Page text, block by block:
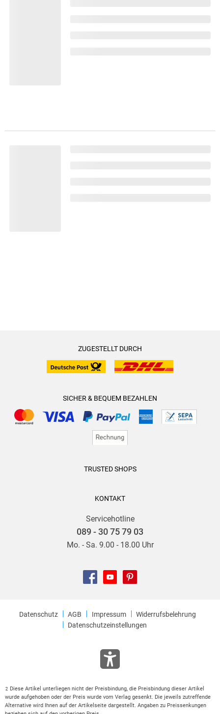
ZUGESTELLT DURCH
SICHER & BEQUEM BEZAHLEN
TRUSTED SHOPS
KONTAKT
Servicehotline
089 - 30 75 79 03
Mo. - Sa. 9.00 - 18.00 Uhr
Datenschutz AGB Impressum
Widerrufsbelehrung
Datenschutzeinstellungen
2
Diese Artikel unterliegen nicht der Preisbindung, die Preisbindung dieser Artikel
wurde aufgehoben oder der Preis wurde vom Verlag gesenkt. Die jeweils zutreffende
Alternative wird Ihnen auf der Artikelseite dargestellt. Angaben zu Preissenkungen